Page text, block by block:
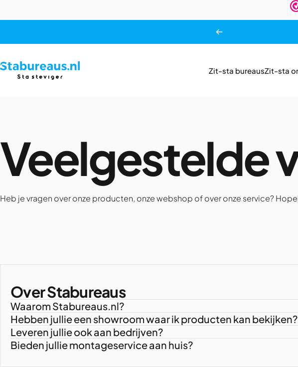
Stabureaus.nl Zit-sta bureausZit-sta
Veelgestelde
Heb je vragen over onze producten, onze webshop of over onze service?
Over Stabureaus
Waarom Stabureaus.nl?
Hebben jullie een showroom waar ik producten kan bekijken?
Leveren jullie ook aan bedrijven?
Bieden jullie montageservice aan huis?